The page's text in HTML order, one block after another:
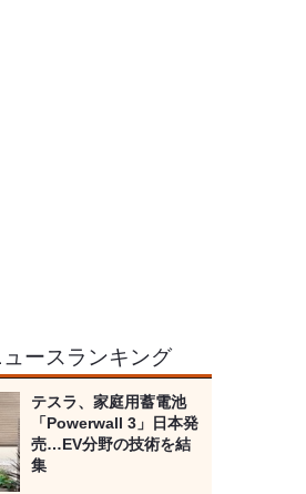
ースランキング
テスラ、家庭用蓄電池
「Powerwall 3」日本発
売…EV分野の技術を結
集